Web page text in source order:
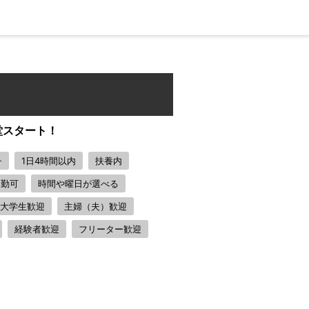
タート！
1日4時間以内 扶養内
可 時間や曜日が選べる
大学生歓迎 主婦（夫）歓迎
経験者歓迎 フリーター歓迎